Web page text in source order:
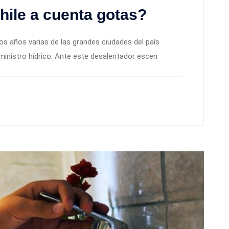
a cuenta gotas?
años varias de las grandes ciudades del país
hídrico. Ante este desalentador escen